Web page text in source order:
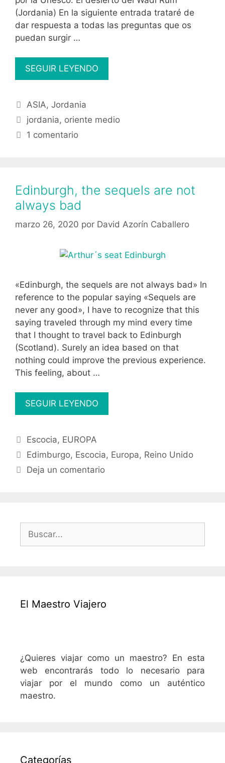
(Jordania) En la siguiente entrada trataré de
dar respuesta a todas las preguntas que os
puedan surgir …
SEGUIR LEYENDO
desierto
Rum
Categorías
ASIA,Jordania
Etiquetas
jordania, oriente medio
1 comentario
Edinburgh, the sequels are not
always bad
marzo 26, 2020 por David Azorín Caballero
«Edinburgh, the sequels are not always bad» In
reference to the popular saying «Sequels are
never any good», I have to recognize that this
saying traveled through my mind every time
that I thought to travel back to Edinburgh
(Scotland). Surely an idea based on that
nothing could improve the previous experience.
This feeling, about …
SEGUIR LEYENDO
the
not
always
Categorías
Escocia, EUROPA
Etiquetas
Edimburgo, Escocia, Europa, Reino Unido
Deja un comentario
El Maestro Viajero
¿Quieres viajar como un maestro? En esta
web encontrarás todo lo necesario para
viajar por el mundo como un auténtico
maestro.
Categorías